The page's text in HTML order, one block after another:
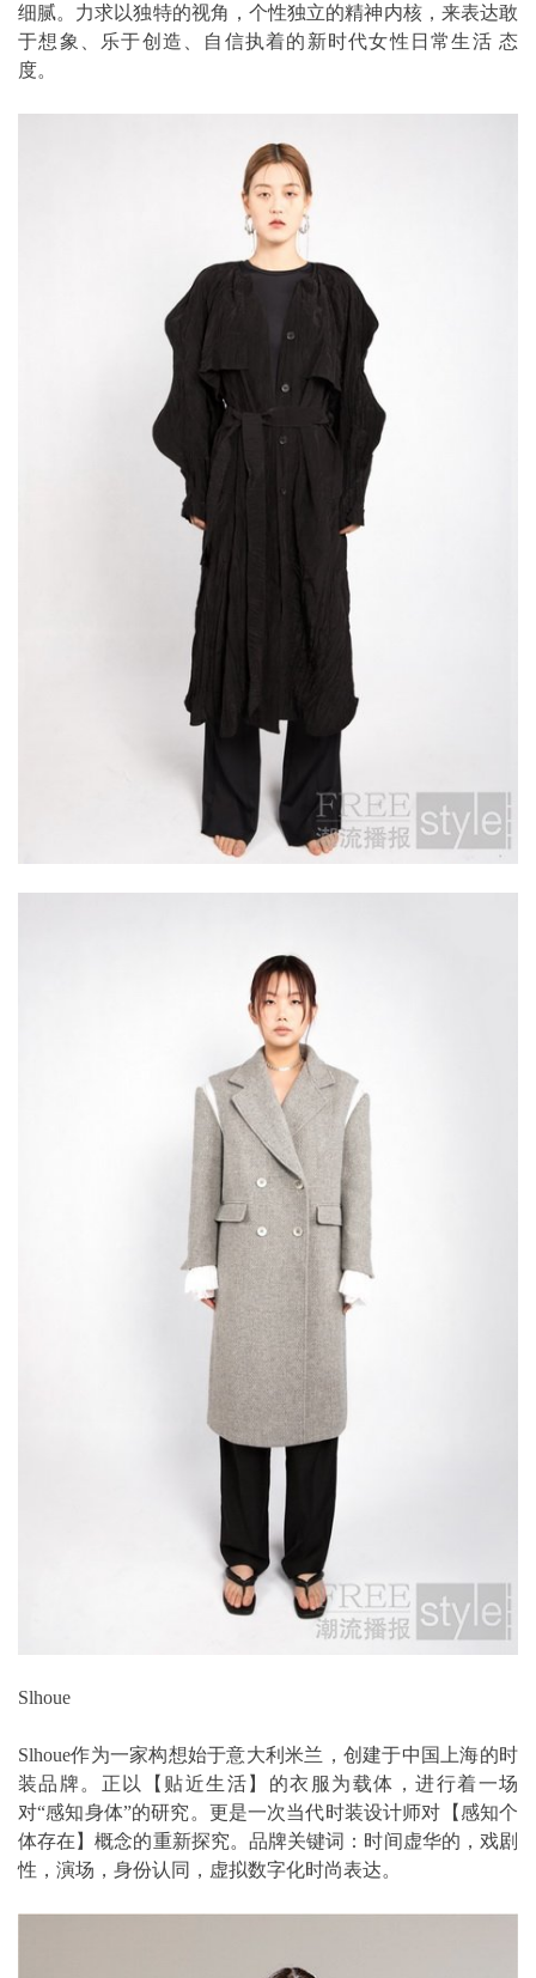
细腻。力求以独特的视角，个性独立的精神内核，来表达敢
于想象、乐于创造、自信执着的新时代女性日常生活 态
度。
Slhoue
Slhoue作为一家构想始于意大利米兰，创建于中国上海的时
装品牌。正以【贴近生活】的衣服为载体，进行着一场
对“感知身体”的研究。更是一次当代时装设计师对【感知个
体存在】概念的重新探究。品牌关键词：时间虚华的，戏剧
性，演场，身份认同，虚拟数字化时尚表达。